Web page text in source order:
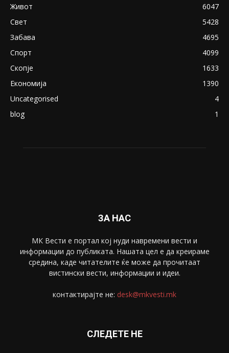
Живот
6047
Свет
5428
Забава
4695
Спорт
4099
Скопје
1633
Економија
1390
Uncategorised
4
blog
1
ЗА НАС
МК Вести е портал коj нуди навремени вести и
информации до публиката. Нашата цел е да креираме
средина, каде читателите ќе може да прочитаат
вистински вести, информации и идеи.
контактирајте не: desk@mkvesti.mk
СЛЕДЕТЕ НЕ